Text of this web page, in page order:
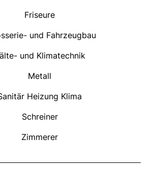
Friseure
und Fahrzeugbau
und Klimatechnik
Metall
Heizung Klima
Schreiner
Zimmerer